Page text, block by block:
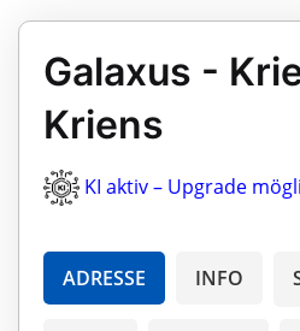
Galaxus -
Kriens
KI aktiv – Upgrade
ADRESSE INFO